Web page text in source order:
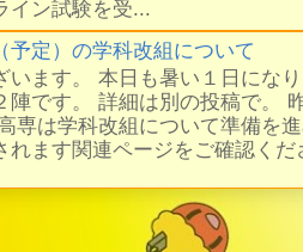
イン試験を受...
予定）の学科改組について
います。 本日も暑い１日にな
陣です。 詳細は別の投稿で。
専は学科改組について準備を
れます関連ページをご確認く